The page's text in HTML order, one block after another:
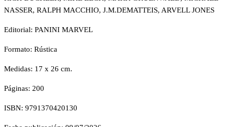
NASSER, RALPH MACCHIO, J.M.DEMATTEIS, ARVELL JONES
Editorial: PANINI MARVEL
Formato: Rústica
Medidas: 17 x 26 cm.
Páginas: 200
ISBN: 9791370420130